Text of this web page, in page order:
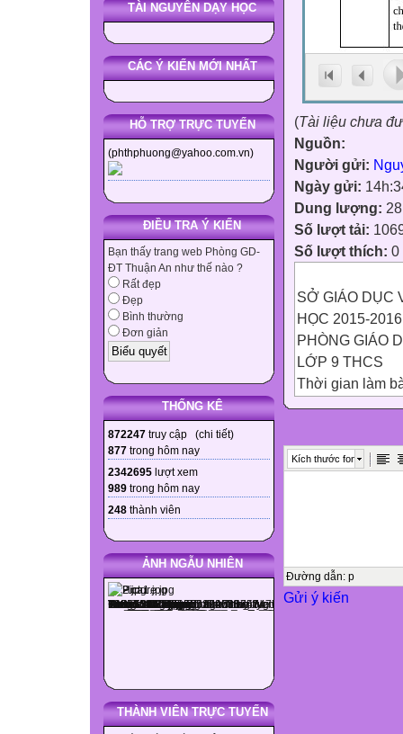
TÀI NGUYÊN DẠY HỌC
CÁC Ý KIẾN MỚI NHẤT
HỖ TRỢ TRỰC TUYẾN
(phthphuong@yahoo.com.vn)
ĐIỀU TRA Ý KIẾN
Bạn thấy trang web Phòng GD-
ĐT Thuận An như thế nào ?
Rất đẹp
Đẹp
Bình thường
Đơn giản
THỐNG KÊ
872247 truy cập (chi tiết)
877 trong hôm nay
2342695 lượt xem
989 trong hôm nay
248 thành viên
ẢNH NGẪU NHIÊN
THÀNH VIÊN TRỰC TUYẾN
(Tài liệu chưa
Nguồn:
Người gửi:
Ngày gửi:
Dung lượng:
Số lượt tải:
Số lượt thích: 0
SỞ GIÁO DỤC
HỌC 2015-2016
PHÒNG GIÁO
LỚP 9 THCS
Thời gian làm
MA TRẬN ĐỀ
MÔN NGỮ
Nhận biết

Kích thước font
Đường dẫn: p
Gửi ý kiến